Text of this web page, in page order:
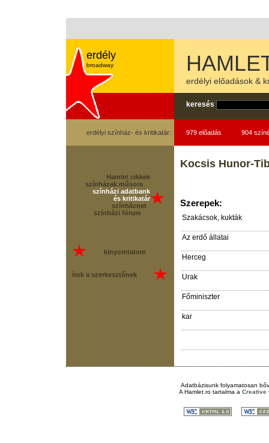
erdély
broadway
erdélyi előadások &
keresés
erdélyi színház- és kritikatár: 979 előadás 904
Kocsis Hunor-
Szerepek:
Sza­ká­csok, kukták
Az erdő állatai
Herceg
Urak
Főminiszter
kar
Hamlet cikkek
színházak műsora
színházi adatbank
és kritikatár
színháznet
színházi fórum
kinyomtatom
írok a szerkesztőnek
Adatbázisunk folyamatosan
A Hamlet.ro tartalma a Creative